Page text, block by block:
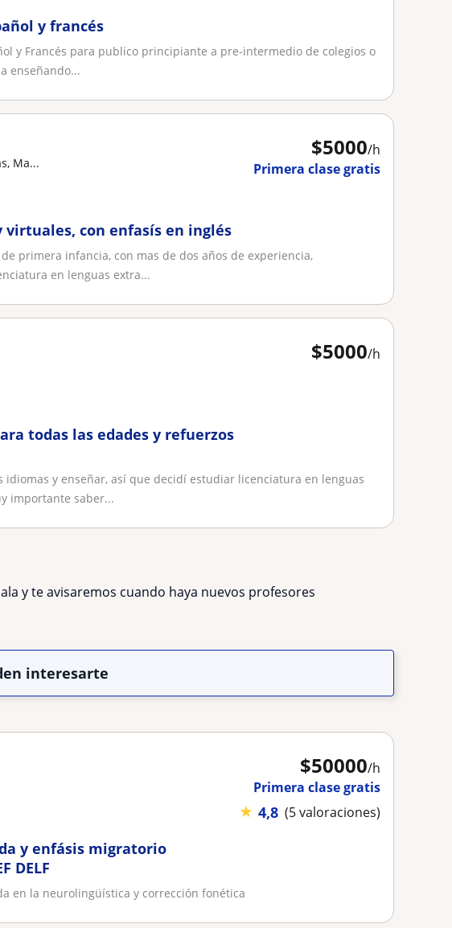
y francés
y Francés para publico principiante a pre-intermedio de colegios o
enseñando...
$5000/h
Primera clase gratis
Ma...
virtuales, con enfasís en inglés
primera infancia, con mas de dos años de experiencia,
en lenguas extra...
$5000/h
todas las edades y refuerzos
idiomas y enseñar, así que decidí estudiar licenciatura en lenguas
importante saber...
y te avisaremos cuando haya nuevos profesores
interesarte
$50000/h
Primera clase gratis
★ 4,8 (5 valoraciones)
y enfásis migratorio
DELF
en la neurolingüística y corrección fonética